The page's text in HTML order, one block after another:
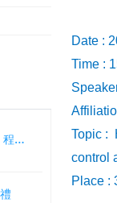
【專題演講】 梁郁珮教授 程式設計師在新世代記憶體與儲存系統中的角色與挑戰
Date :
Time :
Topic :
control
Place :